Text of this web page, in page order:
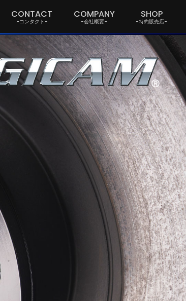
CONTACT
-コンタクト-
COMPANY
-会社概要-
SHOP
-特約販売店-